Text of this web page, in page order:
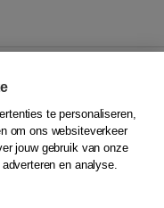
te personaliseren,
om ons websiteverkeer
jouw gebruik van onze
en analyse.